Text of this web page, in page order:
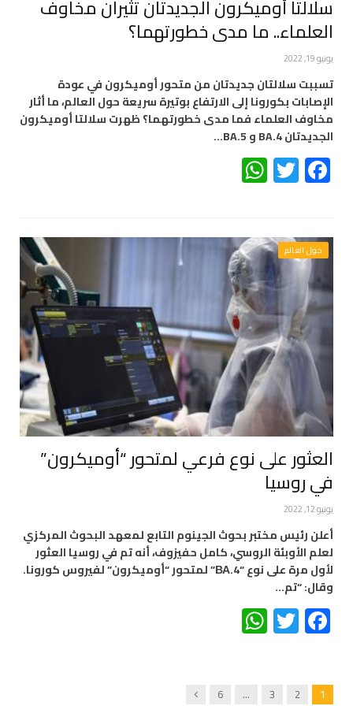
سلالتا أوميكرون الجديدتان تثيران مخاوف
العلماء.. ما مدى خطورتهما؟
يونيو 19, 2022
تسببت سلالتان جديدتان من متحور أوميكرون في عودة
الإصابات بكورونا إلى الارتفاع بوتيرة سريعة حول العالم، ما أثار
مخاوف العلماء فما مدى خطورتهما؟ ظهرت سلالتا أوميكرون
الجديدتان BA.4 و BA.5…
Facebook
Twitter
حول العالم
العثور على نوع فرعي لمتحور “أوميكرون”
في روسيا
يونيو 12, 2022
أعلن رئيس مختبر بحوث الجينوم التابع لمعهد البحوث المركزي
لعلم الأوبئة الروسي، كامل حفيزوف، أنه تم في روسيا العثور
لأول مرة على نوع “ВА.4” لمتحور “أوميكرون” لفيروس كورونا.
وقال: “تم…
Facebook
Twitter
1
2
3
…
6
Next